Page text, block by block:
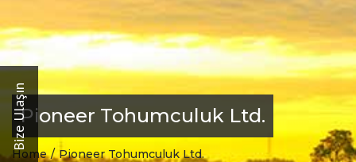
Pioneer Tohumculuk Ltd.
Home Pioneer Tohumculuk Ltd.